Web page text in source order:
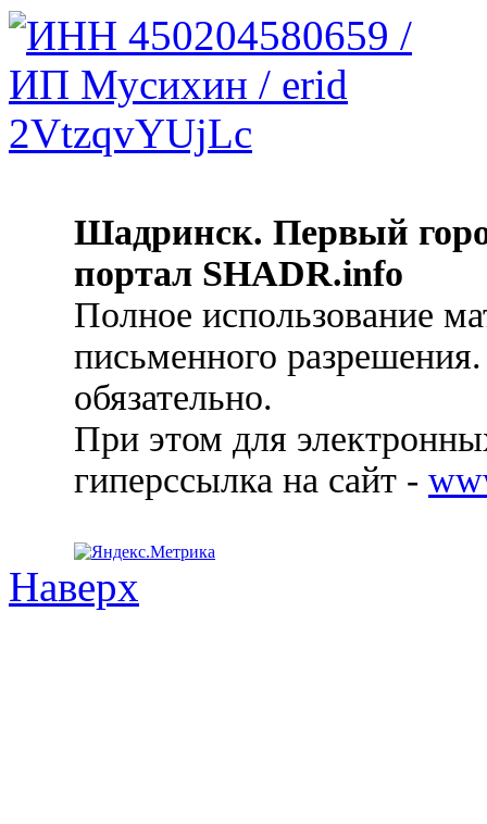
Шадринск. Первый
портал SHADR.info
Полное использование
письменного
обязательно.
При этом для
гиперссылка на сайт -
Наверх